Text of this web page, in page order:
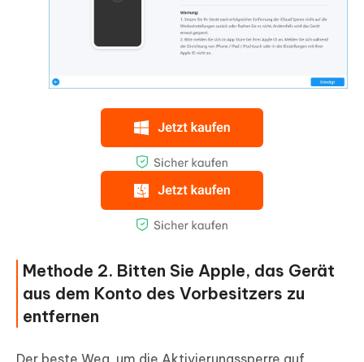
Methode 2. Bitten Sie Apple, das Gerät
aus dem Konto des Vorbesitzers zu
entfernen